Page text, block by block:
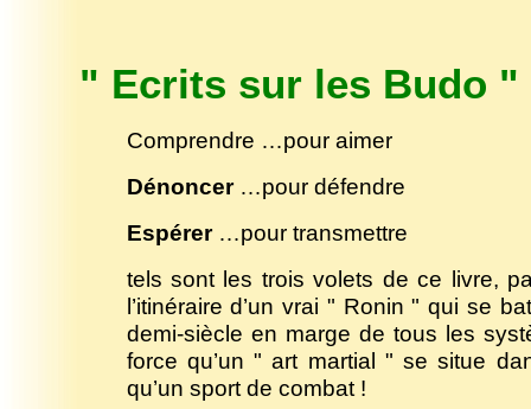
" Ecrits sur les Budo "
Comprendre …pour aimer
Dénoncer …pour défendre
Espérer …pour transmettre
tels sont les trois volets de ce livre,
l’itinéraire d’un vrai " Ronin " qui se
demi-siècle en marge de tous les
force qu’un " art martial " se situe
qu’un sport de combat !